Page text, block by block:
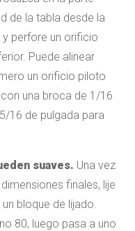
de la tabla desde la
y perfore un orificio
Puede alinear
un orificio piloto
una broca de 1/16
16 de pulgada para
suaves. Una vez
finales, lije
bloque de lijado.
80, luego pasa a uno